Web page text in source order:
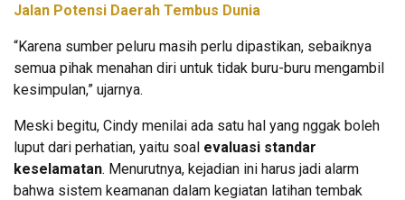
Jalan Potensi Daerah Tembus Dunia
“Karena sumber peluru masih perlu dipastikan, sebaiknya
semua pihak menahan diri untuk tidak buru-buru mengambil
kesimpulan,” ujarnya.
Meski begitu, Cindy menilai ada satu hal yang nggak boleh
luput dari perhatian, yaitu soal evaluasi standar
keselamatan. Menurutnya, kejadian ini harus jadi alarm
bahwa sistem keamanan dalam kegiatan latihan tembak